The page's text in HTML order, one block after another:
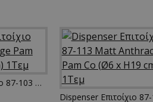
Dispenser Επιτοίχιο 87-103 Matt Beige Pam Co (Ø6 x H19 cm) 1Τεμ